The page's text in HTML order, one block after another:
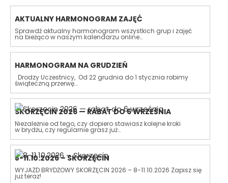
AKTUALNY HARMONOGRAM ZAJĘĆ
Sprawdź aktualny harmonogram wszystkich grup i zajęć
na bieżąco w naszym kalendarzu online…
HARMONOGRAM NA GRUDZIEŃ
Drodzy Uczestnicy, Od 22 grudnia do 1 stycznia robimy
świąteczną przerwę…
SKORZĘCIN 2026 — RABAT DO 6 WRZEŚNIA
Niezależnie od tego, czy dopiero stawiasz kolejne kroki
w brydżu, czy regularnie grasz już…
8-11.10.2026 – SKORZĘCIN
WYJAZD BRYDŻOWY SKORZĘCIN 2026 – 8-11.10.2026 Zapisz się
już teraz!